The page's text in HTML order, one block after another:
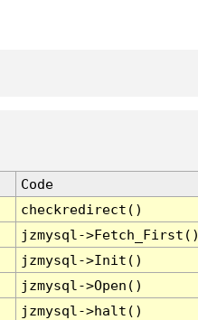
Code
checkredirect()
jzmysql-
jzmysql->Init()
jzmysql->Open()
jzmysql->halt()